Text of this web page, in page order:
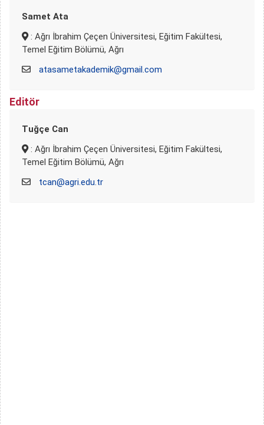
Samet Ata
: Ağrı İbrahim Çeçen Üniversitesi, Eğitim Fakültesi,
Temel Eğitim Bölümü, Ağrı
atasametakademik@gmail.com
Editör
Tuğçe Can
: Ağrı İbrahim Çeçen Üniversitesi, Eğitim Fakültesi,
Temel Eğitim Bölümü, Ağrı
tcan@agri.edu.tr